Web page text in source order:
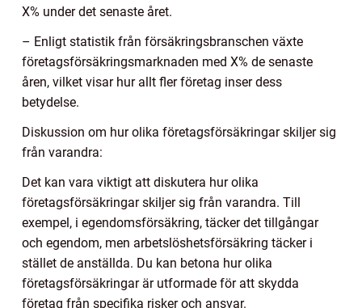
X% under det senaste året.
– Enligt statistik från försäkringsbranschen växte
företagsförsäkringsmarknaden med X% de senaste
åren, vilket visar hur allt fler företag inser dess
betydelse.
Diskussion om hur olika företagsförsäkringar skiljer sig
från varandra:
Det kan vara viktigt att diskutera hur olika
företagsförsäkringar skiljer sig från varandra. Till
exempel, i egendomsförsäkring, täcker det tillgångar
och egendom, men arbetslöshetsförsäkring täcker i
stället de anställda. Du kan betona hur olika
företagsförsäkringar är utformade för att skydda
företag från specifika risker och ansvar.